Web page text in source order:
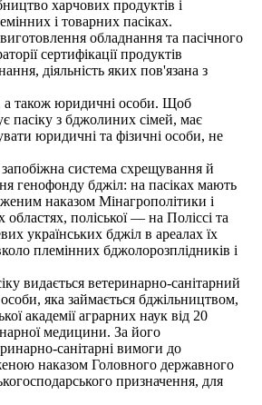
харчових продуктів і
і товарних пасіках.
обладнання та пасічного
сертифікації продуктів
діяльність яких пов'язана з
а також юридичні особи. Щоб
пасіку з бджолиних сімей, має
юридичні та фізичні особи, не
система схрещування й
генофонду бджіл: на пасіках мають
наказом Мінагрополітики і
поліської — на Поліссі та
українських бджіл в ареалах їх
племінних бджолорозплідників і
видається ветеринарно-санітарний
яка займається бджільництвом,
академії аграрних наук від 20
медицини. За його
санітарні вимоги до
наказом Головного державного
призначення, для